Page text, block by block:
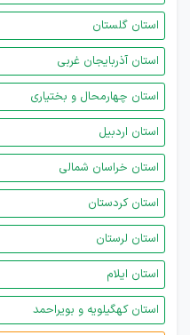
استان گلستان
استان آذربایجان غربی
استان چهارمحال و بختیاری
استان اردبیل
استان خراسان شمالی
استان کردستان
استان لرستان
استان ایلام
استان کهگیلویه و بویراحمد